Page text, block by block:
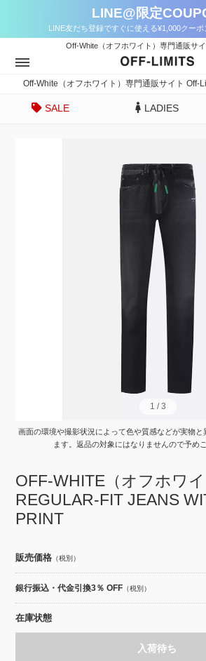
LINE@限定
LINE友だち登録ですぐに使える¥1,000クーポ
Off-White（オフホワイト）専門通販サ
Off-White（オフホワイト）専門通販サイト Off-
SALE LADIES
1 / 3
1 / 3
画面の環境や撮影状況によって色や質感などが実物と
ます。返品の対象にはなりませんので予め
OFF-WHITE（オフホワイ
REGULAR-FIT JEANS
PRINT
販売価格 （税別）
銀行振込・代金引換3％ OFF （税別）
在庫状態
入荷待ち